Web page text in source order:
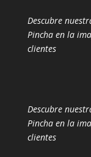
Descubre
Pincha en la
clientes
Descubre
Pincha en la
clientes